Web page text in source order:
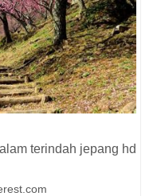
terindah jepang hd